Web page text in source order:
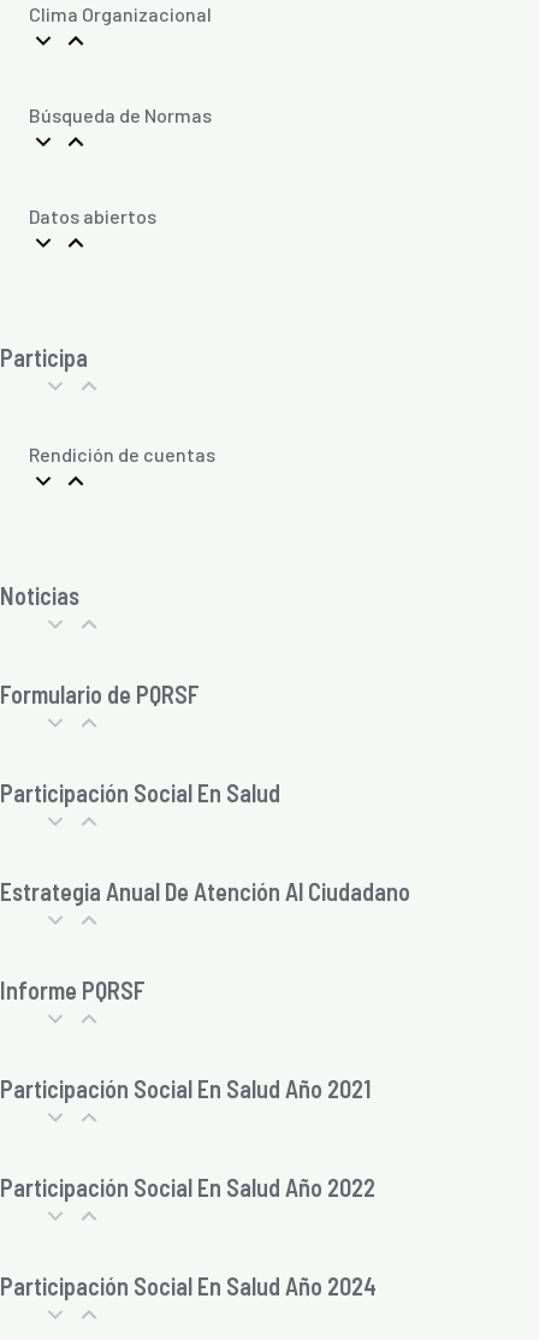
Clima Organizacional
Búsqueda de Normas
Datos abiertos
Participa
Rendición de cuentas
Noticias
Formulario de PQRSF
Participación Social En Salud
Estrategia Anual De Atención Al Ciudadano
Informe PQRSF
Participación Social En Salud Año 2021
Participación Social En Salud Año 2022
Participación Social En Salud Año 2024